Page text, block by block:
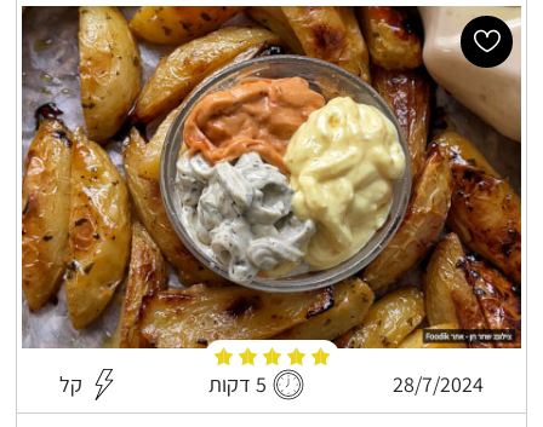
28/7/2024 5 דקות קל